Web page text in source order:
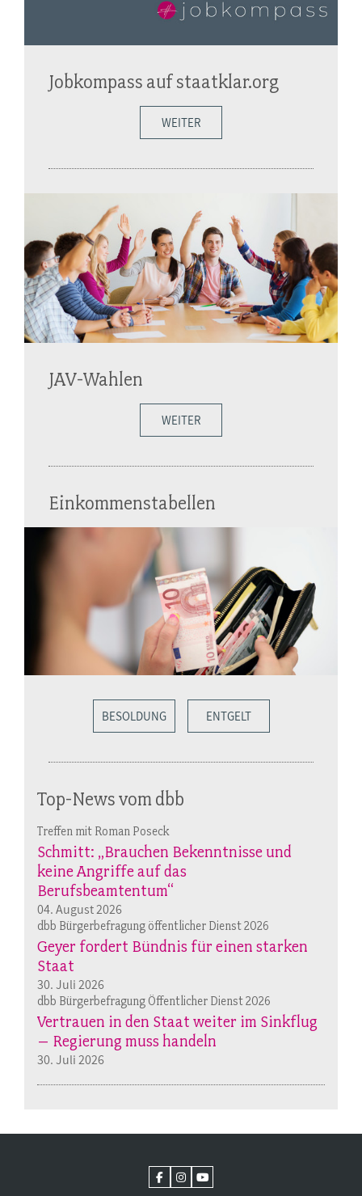
Jobkompass auf staatklar.org
WEITER
JAV-Wahlen
WEITER
Einkommenstabellen
BESOLDUNG ENTGELT
Top-News vom dbb
Treffen mit Roman Poseck
Schmitt: „Brauchen Bekenntnisse und
keine Angriffe auf das
Berufsbeamtentum“
04. August 2026
dbb Bürgerbefragung öffentlicher Dienst 2026
Geyer fordert Bündnis für einen starken
Staat
30. Juli 2026
dbb Bürgerbefragung Öffentlicher Dienst 2026
Vertrauen in den Staat weiter im Sinkflug
– Regierung muss handeln
30. Juli 2026